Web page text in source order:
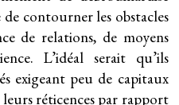
contourner les obstacles
de relations, de moyens
L’idéal serait qu’ils
exigeant peu de capitaux
réticences par rapport